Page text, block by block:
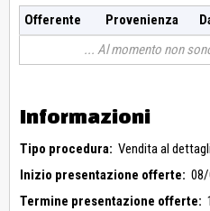
Offerente Provenienza
Al momento non
Informazioni
Tipo procedura: Vendita al
Inizio presentazione offerte:
Termine presentazione offerte: